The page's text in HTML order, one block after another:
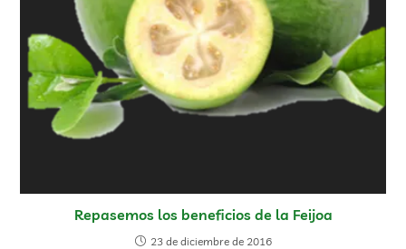
Repasemos los beneficios de la Feijoa
23 de diciembre de 2016